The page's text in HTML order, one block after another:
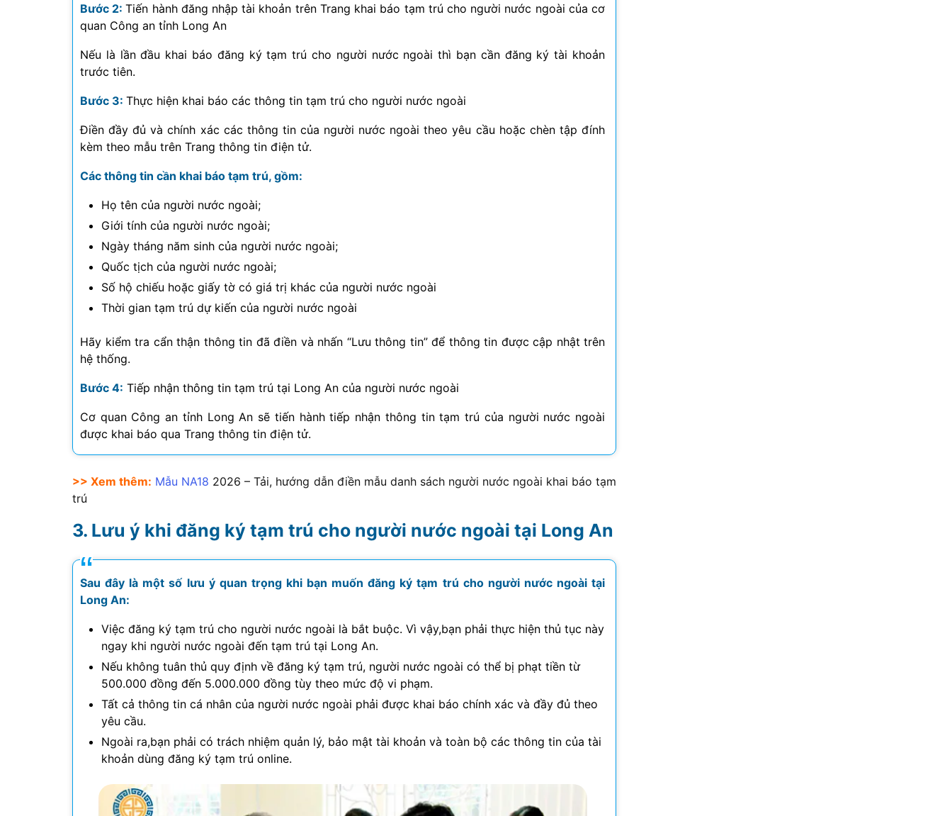
Bước 2:Tiến hành đăng nhập tài khoản trên Trang khai báo tạm trú cho người nước ngoài của cơ
quan Công an tỉnh Long An
Nếu là lần đầu khai báo đăng ký tạm trú cho người nước ngoài thì bạn cần đăng ký tài khoản
trước tiên.
Bước 3: Thực hiện khai báo các thông tin tạm trú cho người nước ngoài
Điền đầy đủ và chính xác các thông tin của người nước ngoài theo yêu cầu hoặc chèn tập đính
kèm theo mẫu trên Trang thông tin điện tử.
Các thông tin cần khai báo tạm trú, gồm:
Họ tên của người nước ngoài;
Giới tính của người nước ngoài;
Ngày tháng năm sinh của người nước ngoài;
Quốc tịch của người nước ngoài;
Số hộ chiếu hoặc giấy tờ có giá trị khác của người nước ngoài
Thời gian tạm trú dự kiến của người nước ngoài
Hãy kiểm tra cẩn thận thông tin đã điền và nhấn “Lưu thông tin” để thông tin được cập nhật trên
hệ thống.
Bước 4: Tiếp nhận thông tin tạm trú tại Long An của người nước ngoài
Cơ quan Công an tỉnh Long An sẽ tiến hành tiếp nhận thông tin tạm trú của người nước ngoài
được khai báo qua Trang thông tin điện tử.
>> Xem thêm: Mẫu NA18 2026 – Tải, hướng dẫn điền mẫu danh sách người nước ngoài khai báo tạm
trú
Lưu ý khi đăng ký tạm trú cho người nước ngoài tại Long An
Sau đây là một số lưu ý quan trọng khi bạn muốn đăng ký tạm trú cho người nước ngoài tại
Long An:
Việc đăng ký tạm trú cho người nước ngoài là bắt buộc. Vì vậy,bạn phải thực hiện thủ tục này
ngay khi người nước ngoài đến tạm trú tại Long An.
Nếu không tuân thủ quy định về đăng ký tạm trú, người nước ngoài có thể bị phạt tiền từ
500.000 đồng đến 5.000.000 đồng tùy theo mức độ vi phạm.
Tất cả thông tin cá nhân của người nước ngoài phải được khai báo chính xác và đầy đủ theo
yêu cầu.
Ngoài ra,bạn phải có trách nhiệm quản lý, bảo mật tài khoản và toàn bộ các thông tin của tài
khoản dùng đăng ký tạm trú online.